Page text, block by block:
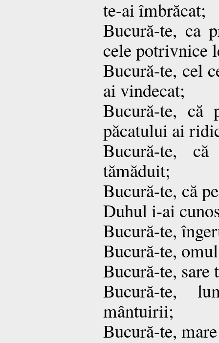
te-ai îmbrăcat;
Bucură-te, ca
cele potrivnice
Bucură-te, cel
ai vindecat;
Bucură-te, că
păcatului ai
Bucură-te,
tămăduit;
Bucură-te, că
Duhul i-ai
Bucură-te,
Bucură-te,
Bucură-te,
Bucură-te,
mântuirii;
Bucură-te,